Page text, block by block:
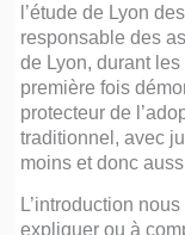
l’étude de Lyon
responsable des
de Lyon, durant
première fois
protecteur de
traditionnel, avec
moins et donc
L’introduction
expliquer ou à